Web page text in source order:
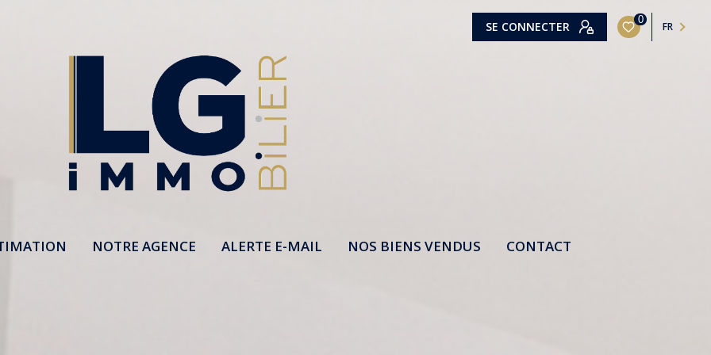
SE CONNECTER 0
FR
NOTRE AGENCE ALERTE E-MAIL NOS BIENS VENDUS CONTACT